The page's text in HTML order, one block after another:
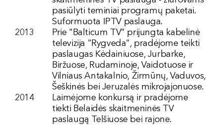
pasiūlyti teminiai programų paketai.
Suformuota IPTV paslauga.
2013
Prie "Balticum TV" prijungta kabelinė
televizija "Rygveda", pradėjome teikti
paslaugas Kėdainiuose, Jurbarke,
Biržuose, Rudaminoje, Vaidotuose ir
Vilniaus Antakalnio, Žirmūnų, Vaduvos,
Šeškinės bei Jeruzalės mikrojajonuose.
2014
Laimėjome konkursą ir pradėjome
tiekti Belaidės skaitmeninės TV
paslaugą Telšiuose bei rajone.